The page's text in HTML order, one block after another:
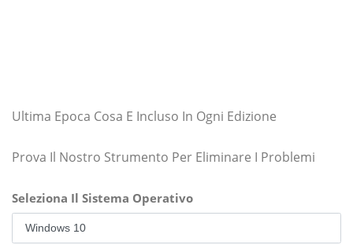
Ultima Epoca Cosa E Incluso In Ogni Edizione
Prova Il Nostro Strumento Per Eliminare I Problemi
Seleziona Il Sistema Operativo